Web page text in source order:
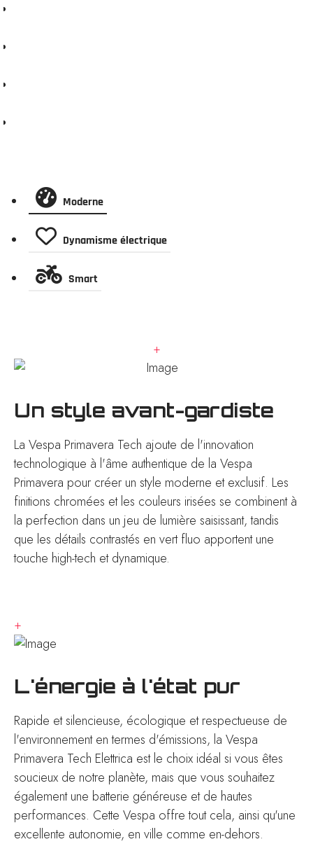
Moderne
Dynamisme électrique
Smart
+
Un style avant-gardiste
La Vespa Primavera Tech ajoute de l'innovation
technologique à l'âme authentique de la Vespa
Primavera pour créer un style moderne et exclusif. Les
finitions chromées et les couleurs irisées se combinent à
la perfection dans un jeu de lumière saisissant, tandis
que les détails contrastés en vert fluo apportent une
touche high-tech et dynamique.
+
L'énergie à l'état pur
Rapide et silencieuse, écologique et respectueuse de
l'environnement en termes d'émissions, la Vespa
Primavera Tech Elettrica est le choix idéal si vous êtes
soucieux de notre planète, mais que vous souhaitez
également une batterie généreuse et de hautes
performances. Cette Vespa offre tout cela, ainsi qu'une
excellente autonomie, en ville comme en-dehors.